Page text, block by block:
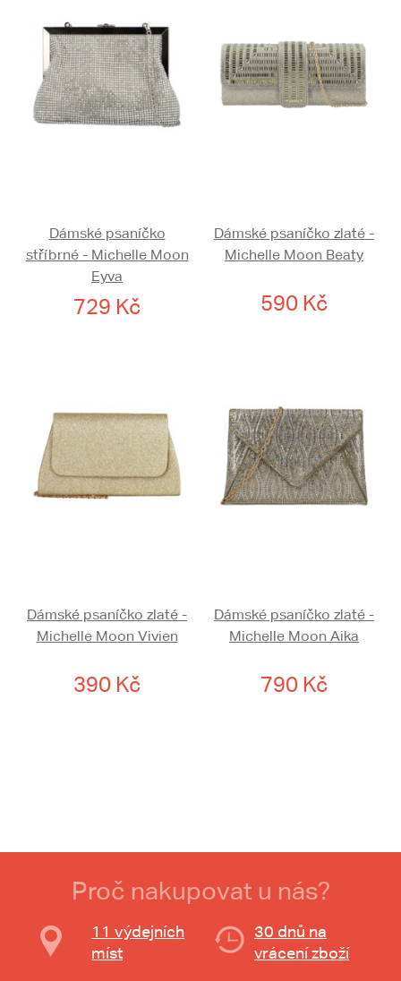
Dámské psaníčko
stříbrné - Michelle Moon
Eyva
729 Kč
Dámské psaníčko zlaté -
Michelle Moon Beaty
590 Kč
Dámské psaníčko zlaté -
Michelle Moon Vivien
390 Kč
Dámské psaníčko zlaté -
Michelle Moon Aika
790 Kč
Proč nakupovat u nás?
11 výdejních
míst
30 dnů na
vrácení zboží